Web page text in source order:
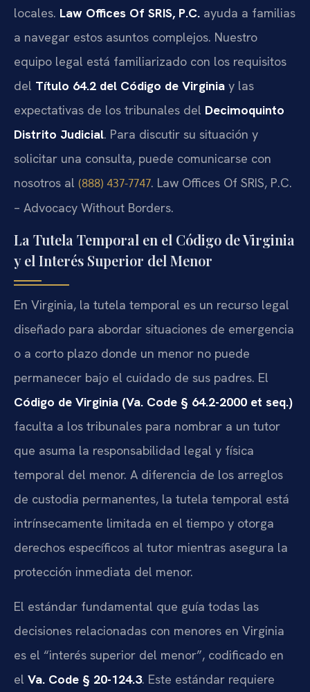
locales. Law Offices Of SRIS, P.C. ayuda a familias
a navegar estos asuntos complejos. Nuestro
equipo legal está familiarizado con los requisitos
del Título 64.2 del Código de Virginia y las
expectativas de los tribunales del Decimoquinto
Distrito Judicial. Para discutir su situación y
solicitar una consulta, puede comunicarse con
nosotros al (888) 437-7747. Law Offices Of SRIS, P.C.
– Advocacy Without Borders.
La Tutela Temporal en el Código de Virginia
y el Interés Superior del Menor
En Virginia, la tutela temporal es un recurso legal
diseñado para abordar situaciones de emergencia
o a corto plazo donde un menor no puede
permanecer bajo el cuidado de sus padres. El
Código de Virginia (Va. Code § 64.2-2000 et seq.)
faculta a los tribunales para nombrar a un tutor
que asuma la responsabilidad legal y física
temporal del menor. A diferencia de los arreglos
de custodia permanentes, la tutela temporal está
intrínsecamente limitada en el tiempo y otorga
derechos específicos al tutor mientras asegura la
protección inmediata del menor.
El estándar fundamental que guía todas las
decisiones relacionadas con menores en Virginia
es el “interés superior del menor”, codificado en
el Va. Code § 20-124.3. Este estándar requiere